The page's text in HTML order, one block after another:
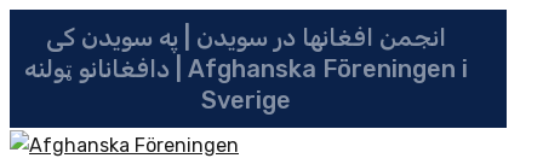
انجمن افغانها در سویدن | په سویدن کی
دافغانانو ټولنه | Afghanska Föreningen i
Sverige